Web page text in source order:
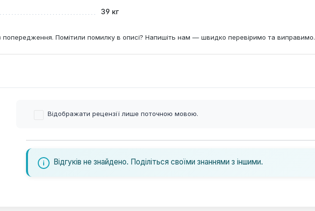
39 кг
Помітили помилку в описі? Напишіть нам — швидко перевіримо та виправимо.
Відображати рецензії лише поточною мовою.
Відгуків не знайдено. Поділіться своїми знаннями з іншими.